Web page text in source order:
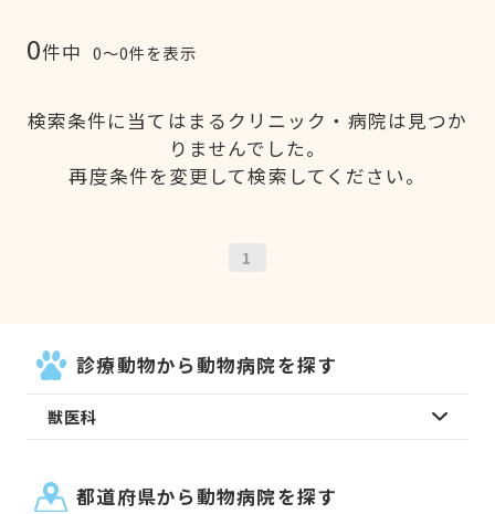
0件中 0〜0件を表示
検索条件に当てはまるクリニック・病院は見つか
りませんでした。
再度条件を変更して検索してください。
1
診療動物から動物病院を探す
獣医科
都道府県から動物病院を探す